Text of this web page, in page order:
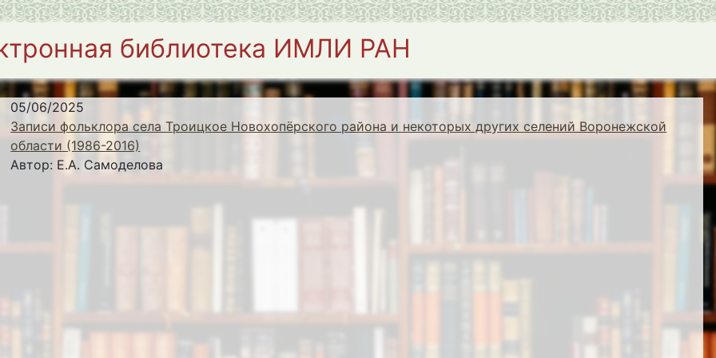
библиотека ИМЛИ РАН
05/06/2025
Записи фольклора села Троицкое Новохопёрского района и некоторых других селений Воронежской
области (1986-2016)
Автор: Е.А. Самоделова